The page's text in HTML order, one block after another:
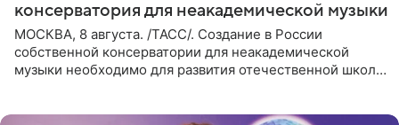
консерватория для неакадемической музыки
МОСКВА, 8 августа. /ТАСС/. Создание в России
собственной консерватории для неакадемической
музыки необходимо для развития отечественной школы